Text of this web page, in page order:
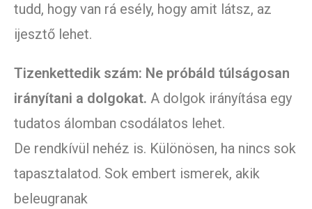
tudd, hogy van rá esély, hogy amit látsz, az
ijesztő lehet.
Tizenkettedik szám: Ne próbáld túlságosan
irányítani a dolgokat. A dolgok irányítása egy
tudatos álomban csodálatos lehet.
De rendkívül nehéz is. Különösen, ha nincs sok
tapasztalatod. Sok embert ismerek, akik
beleugranak